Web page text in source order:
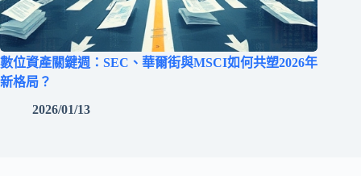
數位資產關鍵週：SEC、華爾街與MSCI如何共塑2026年
新格局？
2026/01/13